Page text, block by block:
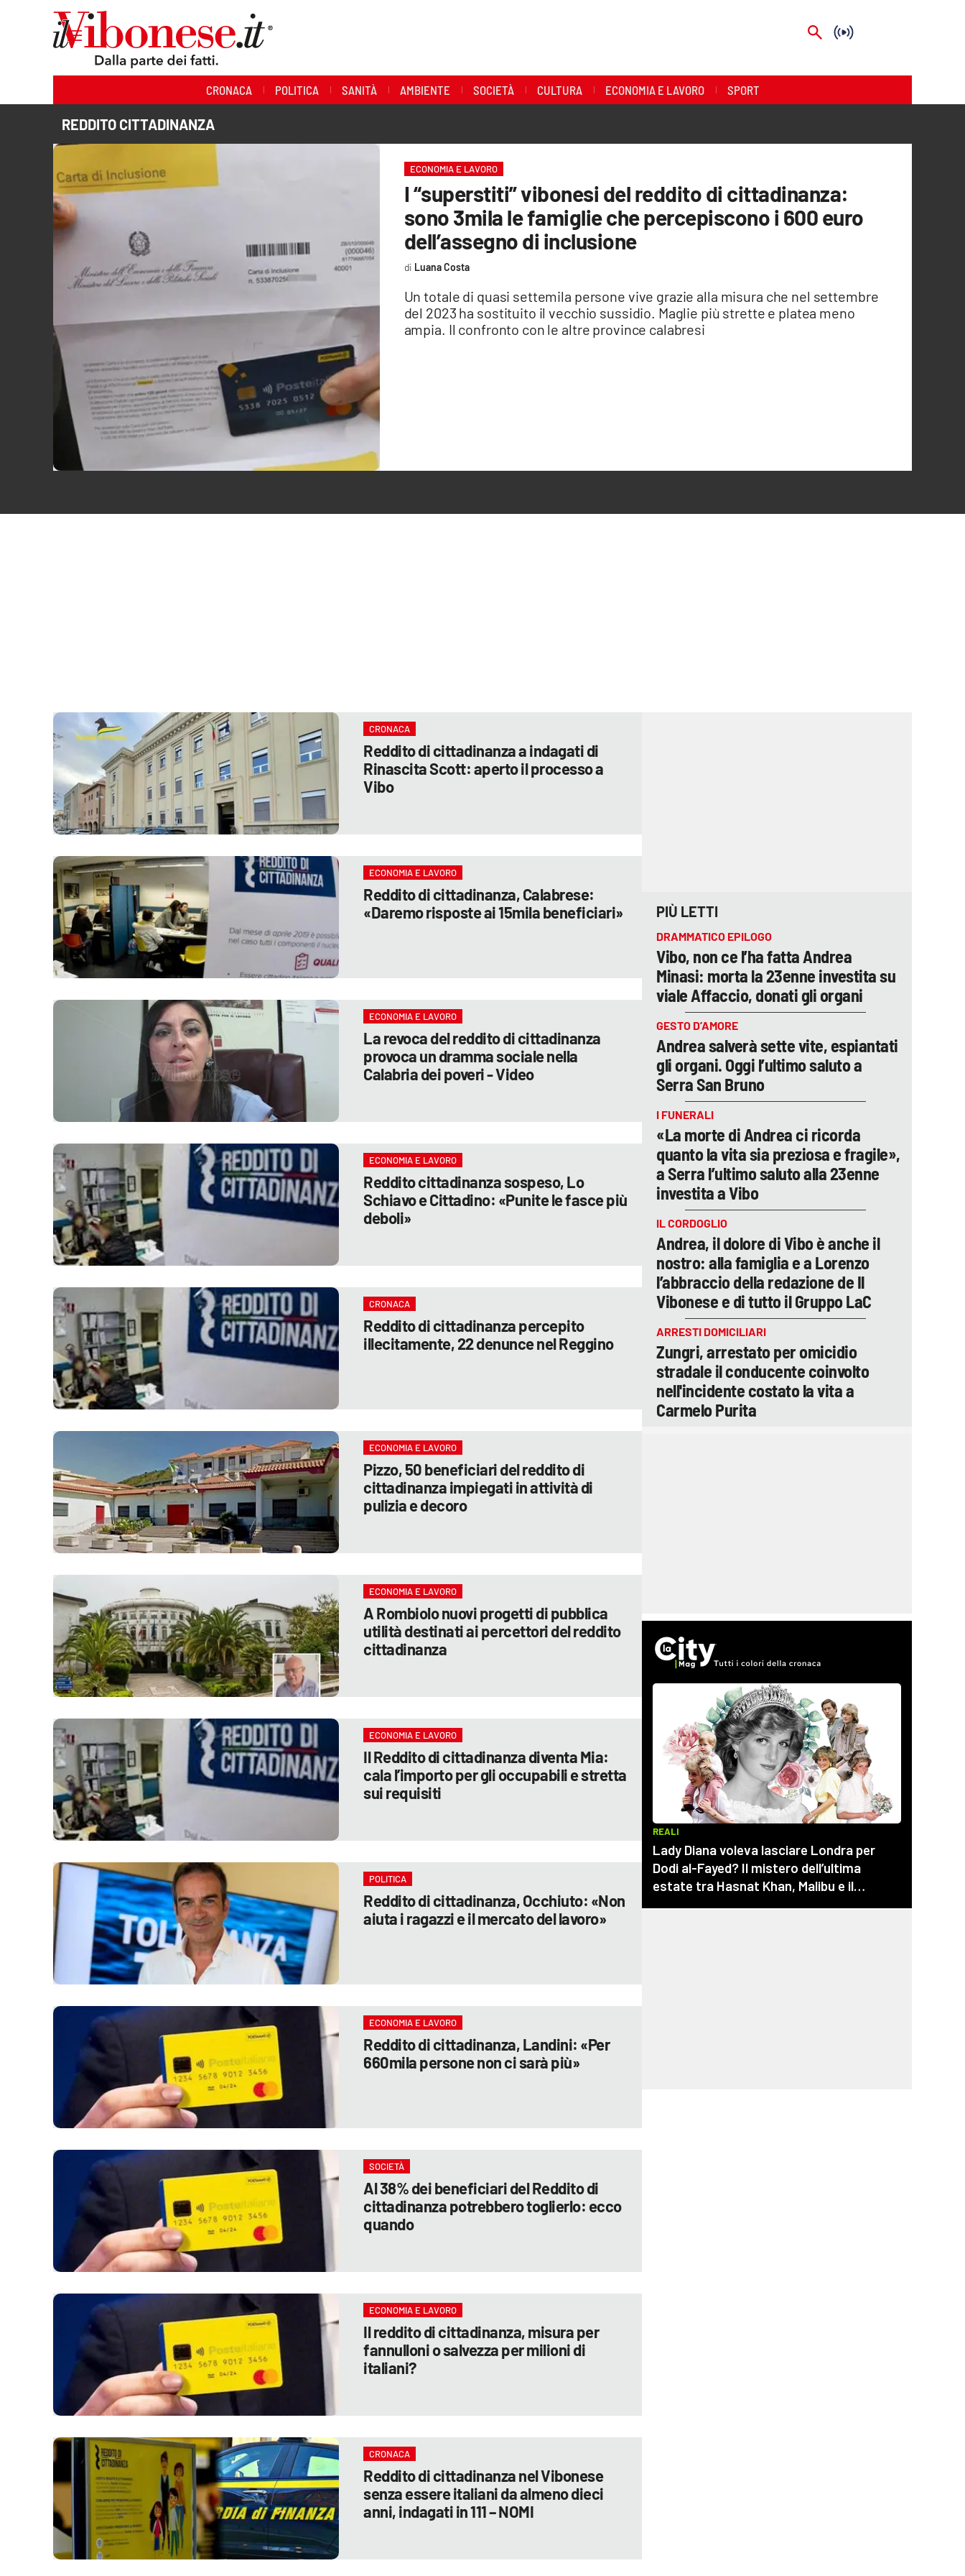
cosenzachannel.it
ilvibonese.it
catanzarochannel.it
lacapitalenews.it
CRONACA POLITICA SANITÀ AMBIENTE SOCIETÀ CULTURA ECONOMIA E LAVORO SPORT
REDDITO CITTADINANZA
ECONOMIA E LAVORO
I “superstiti” vibonesi del reddito di cittadinanza:
sono 3mila le famiglie che percepiscono i 600 euro
dell’assegno di inclusione
Un totale di quasi settemila persone vive grazie alla misura che nel settembre
del 2023 ha sostituito il vecchio sussidio. Maglie più strette e platea meno
ampia. Il confronto con le altre province calabresi
Luana Costa
CRONACA
Reddito di cittadinanza a indagati di
Rinascita Scott: aperto il processo a
Vibo
ECONOMIA E LAVORO
Reddito di cittadinanza, Calabrese:
«Daremo risposte ai 15mila beneficiari»
ECONOMIA E LAVORO
La revoca del reddito di cittadinanza
provoca un dramma sociale nella
Calabria dei poveri - Video
ECONOMIA E LAVORO
Reddito cittadinanza sospeso, Lo
Schiavo e Cittadino: «Punite le fasce più
deboli»
CRONACA
Reddito di cittadinanza percepito
illecitamente, 22 denunce nel Reggino
ECONOMIA E LAVORO
Pizzo, 50 beneficiari del reddito di
cittadinanza impiegati in attività di
pulizia e decoro
ECONOMIA E LAVORO
A Rombiolo nuovi progetti di pubblica
utilità destinati ai percettori del reddito
cittadinanza
ECONOMIA E LAVORO
Il Reddito di cittadinanza diventa Mia:
cala l’importo per gli occupabili e stretta
sui requisiti
POLITICA
Reddito di cittadinanza, Occhiuto: «Non
aiuta i ragazzi e il mercato del lavoro»
ECONOMIA E LAVORO
Reddito di cittadinanza, Landini: «Per
660mila persone non ci sarà più»
SOCIETÀ
Al 38% dei beneficiari del Reddito di
cittadinanza potrebbero toglierlo: ecco
quando
ECONOMIA E LAVORO
Il reddito di cittadinanza, misura per
fannulloni o salvezza per milioni di
italiani?
CRONACA
Reddito di cittadinanza nel Vibonese
senza essere italiani da almeno dieci
anni, indagati in 111 – NOMI
PIÙ LETTI
DRAMMATICO EPILOGO
Vibo, non ce l’ha fatta Andrea
Minasi: morta la 23enne investita su
viale Affaccio, donati gli organi
GESTO D’AMORE
Andrea salverà sette vite, espiantati
gli organi. Oggi l’ultimo saluto a
Serra San Bruno
I FUNERALI
«La morte di Andrea ci ricorda
quanto la vita sia preziosa e fragile»,
a Serra l’ultimo saluto alla 23enne
investita a Vibo
IL CORDOGLIO
Andrea, il dolore di Vibo è anche il
nostro: alla famiglia e a Lorenzo
l’abbraccio della redazione de Il
Vibonese e di tutto il Gruppo LaC
ARRESTI DOMICILIARI
Zungri, arrestato per omicidio
stradale il conducente coinvolto
nell'incidente costato la vita a
Carmelo Purita